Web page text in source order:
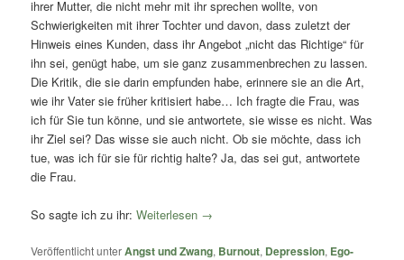
ihrer Mutter, die nicht mehr mit ihr sprechen wollte, von
Schwierigkeiten mit ihrer Tochter und davon, dass zuletzt der
Hinweis eines Kunden, dass ihr Angebot „nicht das Richtige“ für
ihn sei, genügt habe, um sie ganz zusammenbrechen zu lassen.
Die Kritik, die sie darin empfunden habe, erinnere sie an die Art,
wie ihr Vater sie früher kritisiert habe… Ich fragte die Frau, was
ich für Sie tun könne, und sie antwortete, sie wisse es nicht. Was
ihr Ziel sei? Das wisse sie auch nicht. Ob sie möchte, dass ich
tue, was ich für sie für richtig halte? Ja, das sei gut, antwortete
die Frau.
So sagte ich zu ihr:Weiterlesen →
Veröffentlicht unterAngst und Zwang, Burnout, Depression, Ego-